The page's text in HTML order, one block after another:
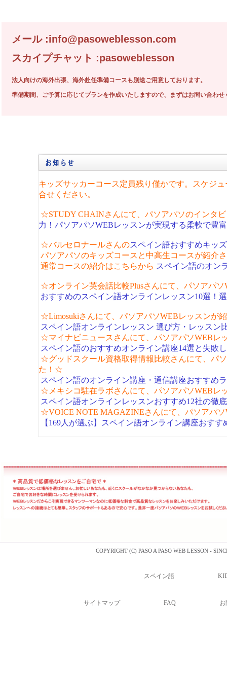
メール :info@pasoweblesson.com
スカイプチャット :pasoweblesson
法人向けの海外出張、海外赴任準備コースも別途ご用意しております。
準備期間、ご予算に応じてプランを作成いたしますので、まずはお問い合わせ
キッズサッカーコース定員残り僅かです。スケジ
合せください。
☆STUDY CHAINさんにて、パソアパソのインタ
力！パソアパソWEBレッスンが実現する柔軟で豊
☆バルセロナールさんのスペイン語おすすめキッ
パソアパソのキッズコースと中高生コースが紹介
通常コースの紹介はこちらから スペイン語のオン
☆オンライン英会話比較Plusさんにて、パソアパ
おすすめのスペイン語オンラインレッスン10選！
☆Limosukiさんにて、パソアパソWEBレッスンが
スペイン語オンラインレッスン 選び方・レッスン
☆マイナビニュースさんにて、パソアパソWEBレ
スペイン語のおすすめオンライン講座14選と失敗
☆グッドスクール資格取得情報比較さんにて、パ
た！☆
スペイン語のオンライン講座・通信講座おすすめ
☆メキシコ駐在ラボさんにて、パソアパソWEBレ
スペイン語オンラインレッスンおすすめ12社の徹
☆VOICE NOTE MAGAZINEさんにて、パソアパ
【169人が選ぶ】スペイン語オンライン講座おす
COPYRIGHT (C) PASO A PASO WEB LESSON -
スペイン語
サイトマップ FAQ お